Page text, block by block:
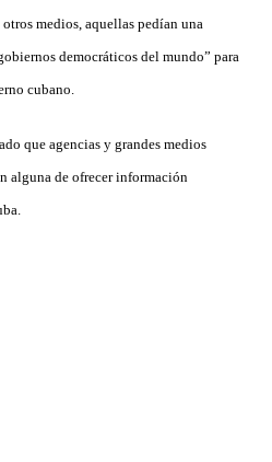
medios, aquellas pedían una
democráticos del mundo” para
cubano.
que agencias y grandes medios
alguna de ofrecer información